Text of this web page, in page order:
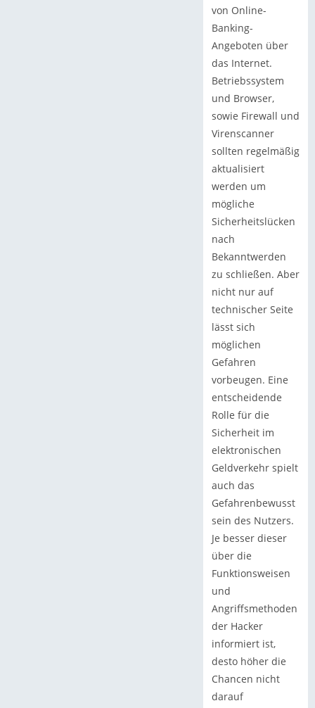
von Online-
Banking-
Angeboten über
das Internet.
Betriebssystem
und Browser,
sowie Firewall und
Virenscanner
sollten regelmäßig
aktualisiert
werden um
mögliche
Sicherheitslücken
nach
Bekanntwerden
zu schließen. Aber
nicht nur auf
technischer Seite
lässt sich
möglichen
Gefahren
vorbeugen. Eine
entscheidende
Rolle für die
Sicherheit im
elektronischen
Geldverkehr spielt
auch das
Gefahrenbewusst
sein des Nutzers.
Je besser dieser
über die
Funktionsweisen
und
Angriffsmethoden
der Hacker
informiert ist,
desto höher die
Chancen nicht
darauf